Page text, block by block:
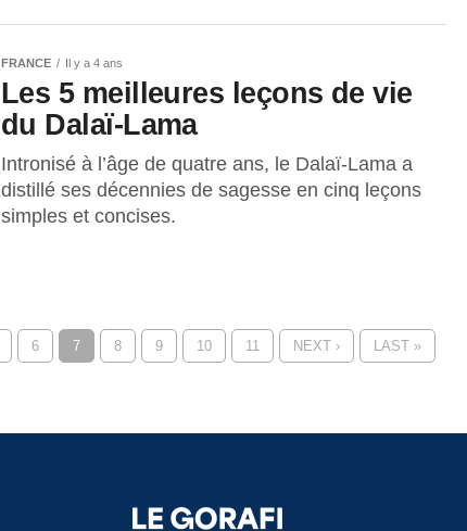
FRANCE Il y a 4 ans
Les 5 meilleures leçons de vie
du Dalaï-Lama
Intronisé à l’âge de quatre ans, le Dalaï-Lama a
distillé ses décennies de sagesse en cinq leçons
simples et concises.
6 7 8 9 10 11 NEXT › LAST »